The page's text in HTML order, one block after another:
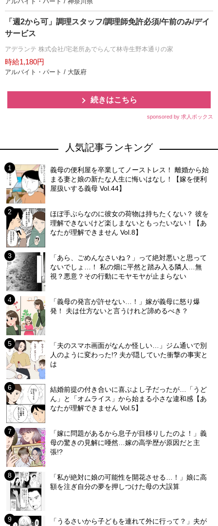
「週2から可」調理スタッフ/調理師免許必須/午前のみ/デイ
サービス
アデランテ 株式会社/宅老所あでらんて林寺生野本通りの家
時給1,180円
アルバイト・パート / 大阪府
続きはこちら
sponsored by 求人ボックス
人気記事ランキング
義母の便利屋を卒業してノーストレス！ 離婚から始
まる妻と娘の新たな人生に悔いはなし！【嫁を便利
屋扱いする義母 Vol.44】
ほぼ手ぶらなのに彼女の荷物は持ちたくない？ 彼を
理解できないけど楽しまないともったいない！【あ
なたが理解できません Vol.8】
「あら、ごめんなさいね？」って絶対悪いと思って
ないでしょ…！ 私の畑に平然と踏み入る隣人…無
視？悪意？その行動にモヤモヤが止まらない
「義母の発言が許せない…！」嫁が義母に怒り爆
発！ 夫は仕方ないと言うけれど諦めるべき？
「夫のスマホ画面がなんか怪しい…」ジム通いで別
人のように変わった!? 夫が隠していた衝撃の事実と
は
結婚前提の付き合いに喜ぶよし子だったが…「うど
ん」と「オムライス」から始まる小さな違和感【あ
なたが理解できません Vol.5】
「嫁に問題があるから息子が目移りしたのよ！」義
母の驚きの見解に唖然…嫁の高学歴が原因だと主
張!?
「私が絶対に娘の可能性を開花させる…！」娘に高
額を注ぎ自分の夢を押しつけた母の大誤算
「うるさいから子どもを連れて外に行って？」夫が